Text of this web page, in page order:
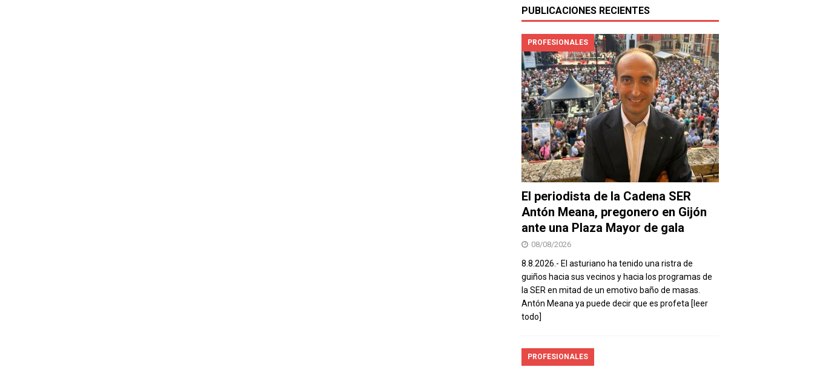
PUBLICACIONES RECIENTES
PROFESIONALES
El periodista de la Cadena SER
Antón Meana, pregonero en Gijón
ante una Plaza Mayor de gala
08/08/2026
8.8.2026.- El asturiano ha tenido una ristra de
guiños hacia sus vecinos y hacia los programas de
la SER en mitad de un emotivo baño de masas.
Antón Meana ya puede decir que es profeta [leer
todo]
PROFESIONALES